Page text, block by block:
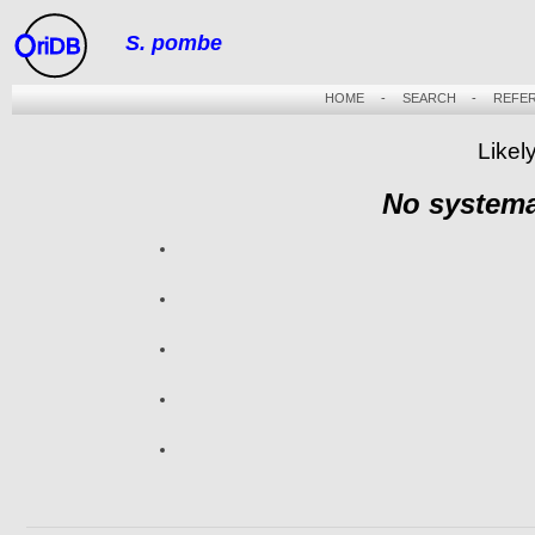
riDB S. pombe
HOME- SEARCH -
No